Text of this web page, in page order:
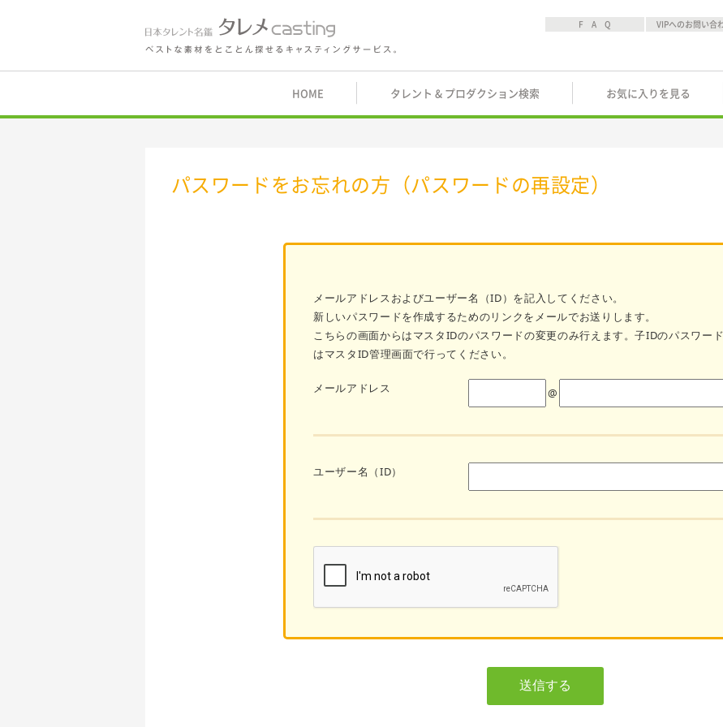
F A Q VIPへのお問い合
HOME タレント & プロダクション検索 お気に入りを見る
パスワードをお忘れの方（パスワードの再設定）
メールアドレスおよびユーザー名（ID）を記入してください。
新しいパスワードを作成するためのリンクをメールでお送りします。
こちらの画面からはマスタIDのパスワードの変更のみ行えます。子IDのパスワー
はマスタID管理画面で行ってください。
メールアドレス @
ユーザー名（ID）